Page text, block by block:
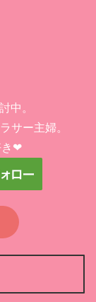
中。
サー主婦。
き❤︎